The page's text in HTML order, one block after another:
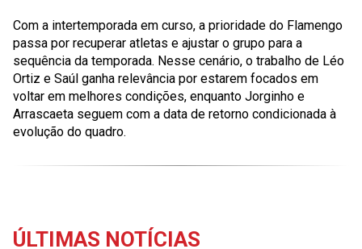
Com a intertemporada em curso, a prioridade do Flamengo
passa por recuperar atletas e ajustar o grupo para a
sequência da temporada. Nesse cenário, o trabalho de Léo
Ortiz e Saúl ganha relevância por estarem focados em
voltar em melhores condições, enquanto Jorginho e
Arrascaeta seguem com a data de retorno condicionada à
evolução do quadro.
ÚLTIMAS NOTÍCIAS